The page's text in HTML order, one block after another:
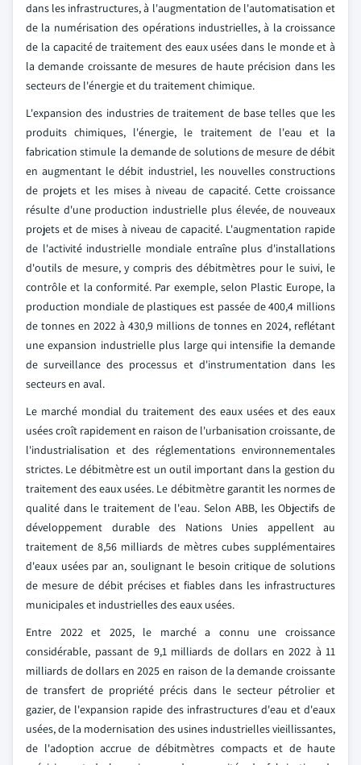
dans les infrastructures, à l'augmentation de l'automatisation et
de la numérisation des opérations industrielles, à la croissance
de la capacité de traitement des eaux usées dans le monde et à
la demande croissante de mesures de haute précision dans les
secteurs de l'énergie et du traitement chimique.
L'expansion des industries de traitement de base telles que les
produits chimiques, l'énergie, le traitement de l'eau et la
fabrication stimule la demande de solutions de mesure de débit
en augmentant le débit industriel, les nouvelles constructions
de projets et les mises à niveau de capacité. Cette croissance
résulte d'une production industrielle plus élevée, de nouveaux
projets et de mises à niveau de capacité. L'augmentation rapide
de l'activité industrielle mondiale entraîne plus d'installations
d'outils de mesure, y compris des débitmètres pour le suivi, le
contrôle et la conformité. Par exemple, selon Plastic Europe, la
production mondiale de plastiques est passée de 400,4 millions
de tonnes en 2022 à 430,9 millions de tonnes en 2024, reflétant
une expansion industrielle plus large qui intensifie la demande
de surveillance des processus et d'instrumentation dans les
secteurs en aval.
Le marché mondial du traitement des eaux usées et des eaux
usées croît rapidement en raison de l'urbanisation croissante, de
l'industrialisation et des réglementations environnementales
strictes. Le débitmètre est un outil important dans la gestion du
traitement des eaux usées. Le débitmètre garantit les normes de
qualité dans le traitement de l'eau. Selon ABB, les Objectifs de
développement durable des Nations Unies appellent au
traitement de 8,56 milliards de mètres cubes supplémentaires
d'eaux usées par an, soulignant le besoin critique de solutions
de mesure de débit précises et fiables dans les infrastructures
municipales et industrielles des eaux usées.
Entre 2022 et 2025, le marché a connu une croissance
considérable, passant de 9,1 milliards de dollars en 2022 à 11
milliards de dollars en 2025 en raison de la demande croissante
de transfert de propriété précis dans le secteur pétrolier et
gazier, de l'expansion rapide des infrastructures d'eau et d'eaux
usées, de la modernisation des usines industrielles vieillissantes,
de l'adoption accrue de débitmètres compacts et de haute